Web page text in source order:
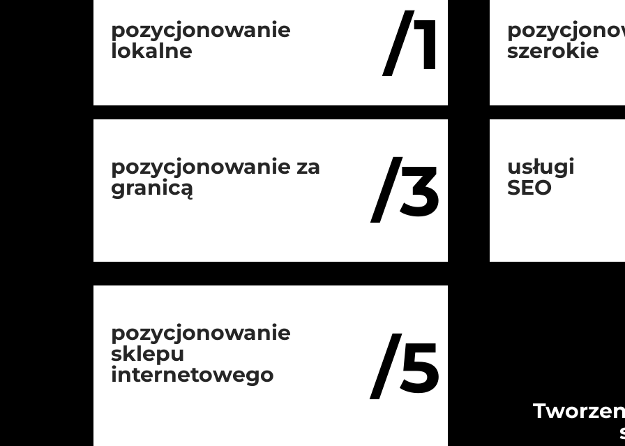
/1
pozycjonowanie
lokalne
szerokie
/3
pozycjonowanie za
granicą
usługi
SEO
/5
pozycjonowanie
sklepu
internetowego